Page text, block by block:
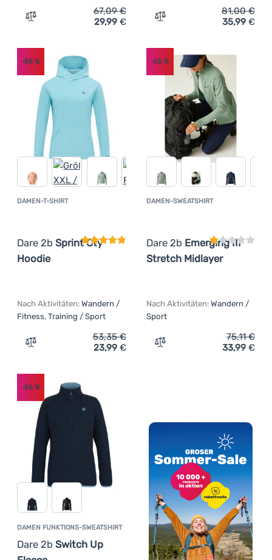
Zum Vergleich 'Damen Funktions-Sweatshirt Dare 2b
67,09€
29,99 € Zum Vergleich 'Damen-
81,00€
35,99 €
DAMEN-T-SHIRT
Dare 2b Sprint Cty
Hoodie
Kundenbewertung
-55 %
Nach Aktivitäten: Wandern /
Fitness, Training / Sport
Zum Vergleich 'Damen-T-Shirt Dare 2b Sprint Cty
53,35€
23,99 €
DAMEN-SWEATSHIRT
Dare 2b Emerging III
Stretch Midlayer
-55%
Nach Aktivitäten: Wandern /
Sport
Zum Vergleich 'Damen-
75,11€
33,99 €
DAMEN FUNKTIONS-SWEATSHIRT
Dare 2b Switch Up
-56 %